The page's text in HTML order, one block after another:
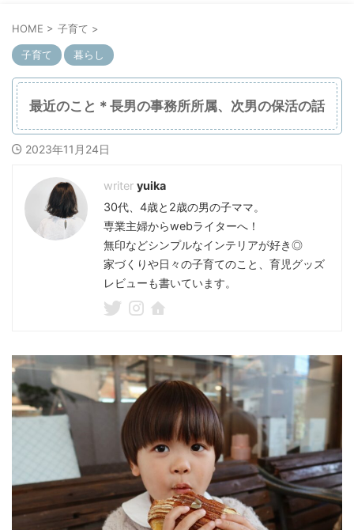
HOME > 子育て >
子育て 暮らし
最近のこと＊長男の事務所所属、次男の保活の話
2023年11月24日
yuika
30代、4歳と2歳の男の子ママ。
専業主婦からwebライターへ！
無印などシンプルなインテリアが好き◎
家づくりや日々の子育てのこと、育児グッズ
レビューも書いています。